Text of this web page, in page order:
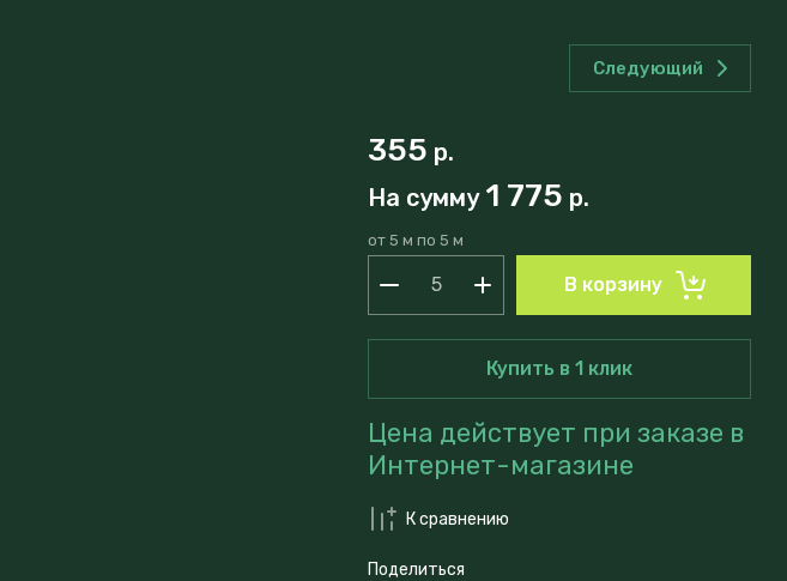
Следующий
355 р.
На сумму 1 775 р.
от 5 м по 5 м
В корзину
Купить в 1 клик
Цена действует при заказе в
Интернет-магазине
К сравнению
Поделиться